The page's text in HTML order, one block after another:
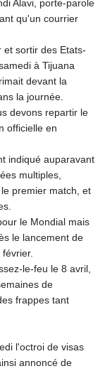
KES 149.158147
KGS 101.104505
4681.941823
KMF 492.514185
KRW
1627.712241
KWD 0.356853
KYD 0.960588
LAK
26025.676609
LBP
LKR 386.635196
LRD 208.057415
LSL 18.726567
LTL 3.413768
LVL 0.699335
LYD 7.331909
MGA
Alavi, porte-parole
qu'un courrier
et sortir des Etats-
à Tijuana
devant la
la journée.
devons repartir le
officielle en
indiqué auparavant
multiples,
premier match, et
le Mondial mais
le lancement de
le-feu le 8 avril,
de
frappes tant
l'octroi de visas
annoncé de